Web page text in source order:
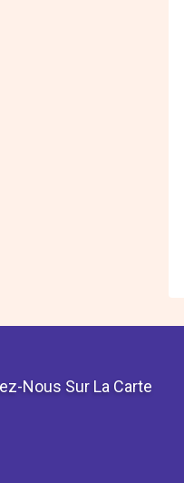
Nous Sur La Carte